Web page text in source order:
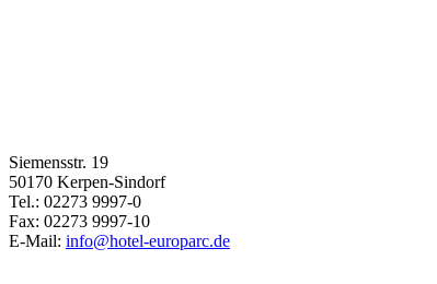
Siemensstr. 19
50170 Kerpen-Sindorf
Tel.: 02273 9997-0
Fax: 02273 9997-10
E-Mail: info@hotel-europarc.de